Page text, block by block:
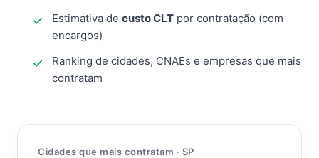
Estimativa de custo CLT por contratação (com
encargos)
Ranking de cidades, CNAEs e empresas que mais
contratam
Cidades que mais contratam · SP